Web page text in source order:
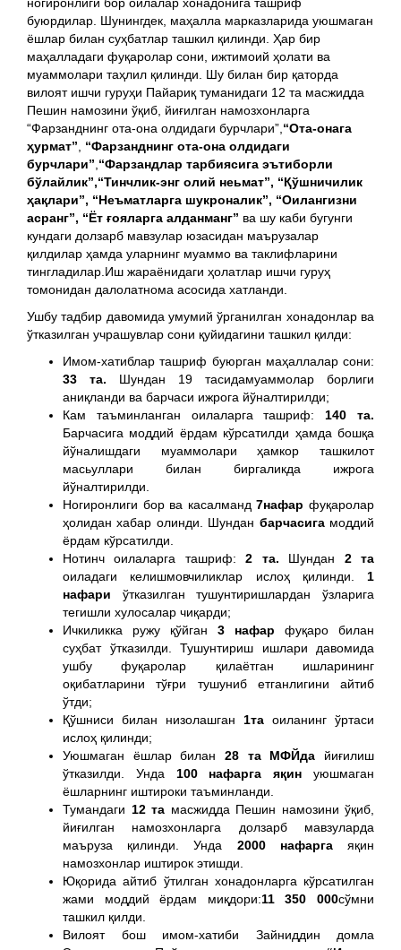
буюрдилар. Шунингдек, маҳалла марказларида уюшмаган
ёшлар билан суҳбатлар ташкил қилинди. Ҳар бир
маҳалладаги фуқаролар сони, ижтимоий ҳолати ва
муаммолари таҳлил қилинди. Шу билан бир қаторда
вилоят ишчи гуруҳи Пайариқ туманидаги 12 та масжидда
Пешин намозини ўқиб, йиғилган намозхонларга
“Фарзанднинг ота-она олдидаги бурчлари”, “Ота-онага
ҳурмат”
“Фарзанднинг ота-она олдидаги
бурчлари” “Фарзандлар тарбиясига эътиборли
бўлайлик”,“Тинчлик-энг олий неьмат”, “Қўшничилик
ҳақлари”, “Неъматларга шукроналик”, “Оилангизни
асранг”, “Ёт ғояларга алданманг” ва шу каби бугунги
кундаги долзарб мавзулар юзасидан маърузалар
қилдилар ҳамда уларнинг муаммо ва таклифларини
тингладилар.Иш жараёнидаги ҳолатлар ишчи гуруҳ
томонидан далолатнома асосида хатланди.
Ушбу тадбир давомида умумий ўрганилган хонадонлар ва
ўтказилган учрашувлар сони қуйидагини ташкил қилди:
Имом-хатиблар ташриф буюрган маҳаллалар сони:
33 та. Шундан 19 тасидамуаммолар борлиги
аниқланди ва барчаси ижрога йўналтирилди;
Кам таъминланган оилаларга ташриф: 140 та.
Барчасига моддий ёрдам кўрсатилди ҳамда бошқа
йўналишдаги муаммолари ҳамкор ташкилот
масьуллари билан биргаликда ижрога
йўналтирилди.
Ногиронлиги бор ва касалманд7нафар фуқаролар
ҳолидан хабар олинди. Шундан барчасигамоддий
ёрдам кўрсатилди.
Нотинч оилаларга ташриф:2 та. Шундан 2 та
оиладаги келишмовчиликлар ислоҳ қилинди. 1
нафари ўтказилган тушунтиришлардан ўзларига
тегишли хулосалар чиқарди;
Ичкиликка ружу қўйган 3 нафар фуқаро билан
суҳбат ўтказилди. Тушунтириш ишлари давомида
ушбу фуқаролар қилаётган ишларининг
оқибатларини тўғри тушуниб етганлигини айтиб
ўтди;
Қўшниси билан низолашган 1та оиланинг ўртаси
ислоҳ қилинди;
Уюшмаган ёшлар билан 28 та МФЙда йиғилиш
ўтказилди. Унда 100 нафарга яқинуюшмаган
ёшларнинг иштироки таъминланди.
Тумандаги 12 та масжидда Пешин намозини ўқиб,
йиғилган намозхонларга долзарб мавзуларда
маъруза қилинди. Унда 2000 нафаргаяқин
намозхонлар иштирок этишди.
Юқорида айтиб ўтилган хонадонларга кўрсатилган
жами моддий ёрдам миқдори:11 350 000сўмни
ташкил қилди.
Вилоят бош имом-хатиби Зайниддин домла